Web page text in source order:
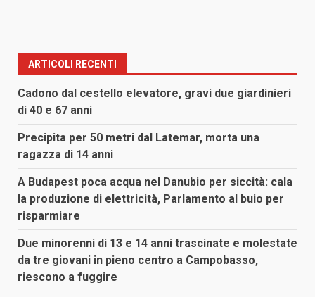
ARTICOLI RECENTI
Cadono dal cestello elevatore, gravi due giardinieri
di 40 e 67 anni
Precipita per 50 metri dal Latemar, morta una
ragazza di 14 anni
A Budapest poca acqua nel Danubio per siccità: cala
la produzione di elettricità, Parlamento al buio per
risparmiare
Due minorenni di 13 e 14 anni trascinate e molestate
da tre giovani in pieno centro a Campobasso,
riescono a fuggire